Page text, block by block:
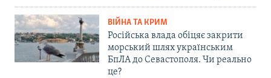
ВІЙНА ТА КРИМ
Російська влада обіцяє закрити
морський шлях українським
БпЛА до Севастополя. Чи реально
це?